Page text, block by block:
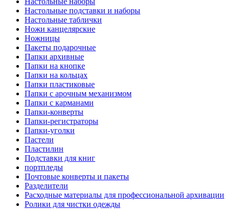
Настольные подставки и наборы
Настольные таблички
Ножи канцелярские
Ножницы
Пакеты подарочные
Папки архивные
Папки на кнопке
Папки на кольцах
Папки пластиковые
Папки с арочным механизмом
Папки с карманами
Папки-конверты
Папки-регистраторы
Папки-уголки
Пастели
Пластилин
Подставки для книг
портпледы
Почтовые конверты и пакеты
Разделители
Расходные материалы для профессиональной архивации
Ролики для чистки одежды